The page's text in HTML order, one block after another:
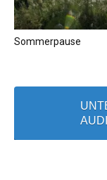
Sommerpause